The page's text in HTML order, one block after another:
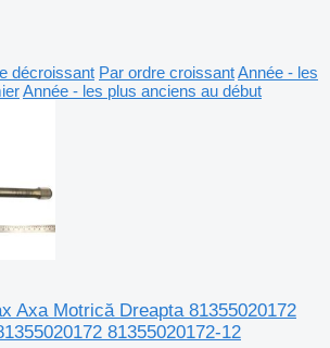
décroissant Par ordre croissantAnnée - les
Année - les plus anciens au début
Axa Motrică Dreapta 81355020172
81355020172-12